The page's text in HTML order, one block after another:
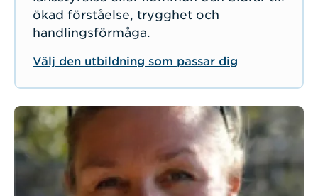
ökad förståelse, trygghet och
handlingsförmåga.
Välj den utbildning som passar dig